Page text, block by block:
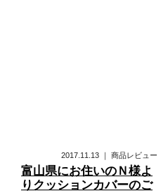
2017.11.13 ｜ 商品レビュー
富山県にお住いのＮ様よ
りクッションカバーのご